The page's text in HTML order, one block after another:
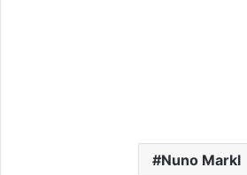
Nuno Markl